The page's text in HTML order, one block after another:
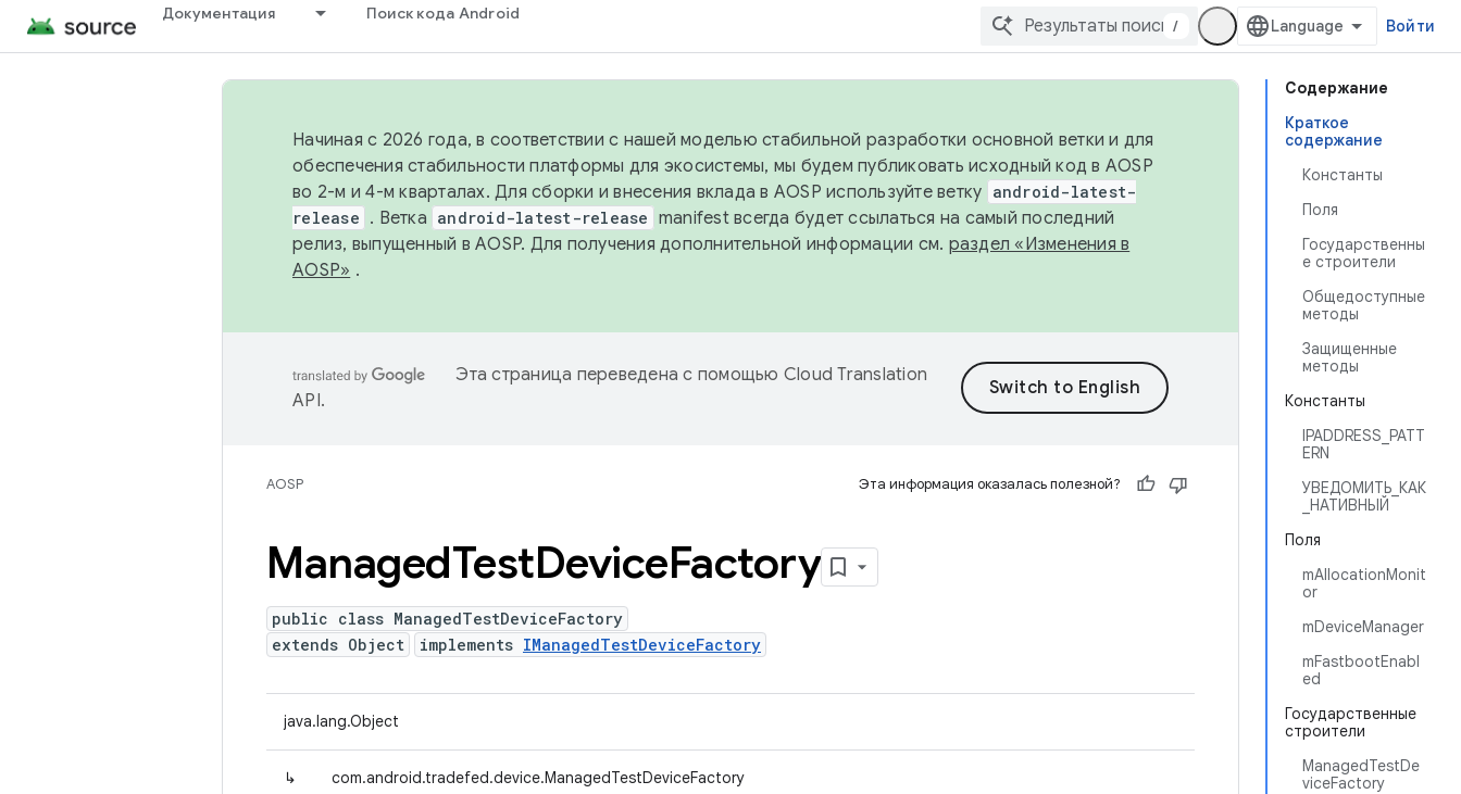
Документация Поиск кода Android
/ Войти
Содержание
Краткое
содержание
Константы
Поля
Государственны
е строители
Общедоступные
методы
Защищенные
методы
Константы
IPADDRESS_PATT
ERN
УВЕДОМИТЬ_КАК
_НАТИВНЫЙ
Поля
mAllocationMonit
or
mDeviceManager
mFastbootEnabl
ed
Государственные
строители
ManagedTestDe
viceFactory
Начиная с 2026 года, в соответствии с нашей моделью стабильной разработки основной ветки и для
обеспечения стабильности платформы для экосистемы, мы будем публиковать исходный код в AOSP
во 2-м и 4-м кварталах. Для сборки и внесения вклада в AOSP используйте ветку android-latest-
release . Ветка android-latest-release manifest всегда будет ссылаться на самый последний
релиз, выпущенный в AOSP. Для получения дополнительной информации см. раздел «Изменения в
AOSP» .
Эта страница переведена с помощью Cloud Translation
API.
AOSP Эта информация оказалась полезной?
ManagedTestDeviceFactory
public class ManagedTestDeviceFactory
extends Object
implements IManagedTestDeviceFactory
java.lang.Object
↳ com.android.tradefed.device.ManagedTestDeviceFactory